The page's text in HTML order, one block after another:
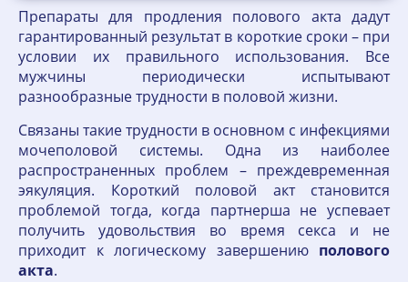
Препараты для продления полового акта дадут
гарантированный результат в короткие сроки – при
условии их правильного использования. Все
мужчины периодически испытывают
разнообразные трудности в половой жизни.
Связаны такие трудности в основном с инфекциями
мочеполовой системы. Одна из наиболее
распространенных проблем – преждевременная
эякуляция. Короткий половой акт становится
проблемой тогда, когда партнерша не успевает
получить удовольствия во время секса и не
приходит к логическому завершению полового
акта.